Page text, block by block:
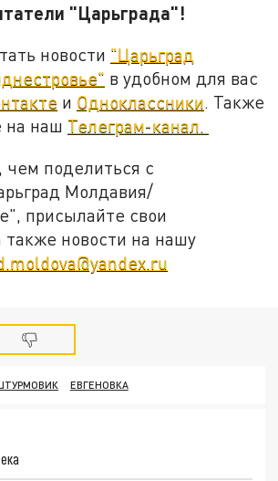
"Царьграда"!
новости "Царьград
в удобном для вас
и Одноклассники. Также
на наш Телеграм-канал.
чем поделиться с
Молдавия/
присылайте свои
новости на нашу
ЕВГЕНОВКА